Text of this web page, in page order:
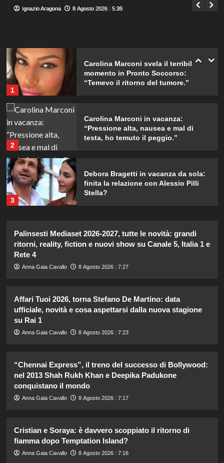
Ignazio Aragona 8 Agosto 2026 : 5:30
Ignazio Aragona 8 Agosto 2026 : 5:25
Il midi dress azzurro di Harriet
1
Carolina Marconi svela il terribile
momento in Pronto Soccorso:
“Temevo il ritorno del tumore.”
2
Carolina Marconi in vacanza:
“Pressione alta, nausea e mal di
testa, ho temuto il peggio.”
3
Debora Bragetti in vacanza da sola:
finita la relazione con Alessio Pilli
Stella?
Elisabetta Gregoraci incontra la
sorella in Costa Smeralda: momenti
da ricordare insieme.
dimenticherò mai.
“Pressione alta, nausea e mal di
finita la relazione con Alessio Pilli
Palinsesti Mediaset 2026-2027, tutte le novità: grandi
ritorni, reality, fiction e nuovi show su Canale 5, Italia 1 e
Rete 4
Anna Gaia Cavallo 8 Agosto 2026 : 7:27
Affari Tuoi 2026, torna Stefano De Martino: data
ufficiale, novità e cosa aspettarsi dalla nuova stagione
su Rai 1
Anna Gaia Cavallo 8 Agosto 2026 : 7:23
“Chennai Express”, il treno del successo di Bollywood:
nel 2013 Shah Rukh Khan e Deepika Padukone
conquistano il mondo
Anna Gaia Cavallo 8 Agosto 2026 : 7:17
Cristian e Soraya: è davvero scoppiato il ritorno di
fiamma dopo Temptation Island?
Anna Gaia Cavallo 8 Agosto 2026 : 7:16